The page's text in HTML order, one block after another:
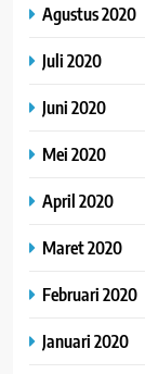
Agustus 2020
Juli 2020
Juni 2020
Mei 2020
April 2020
Maret 2020
Februari 2020
Januari 2020